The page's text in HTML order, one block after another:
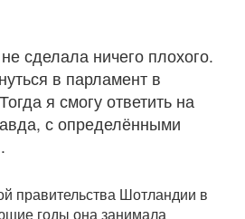
сделала ничего плохого.
в парламент в
я смогу ответить на
с определёнными
правительства Шотландии в
годы она занимала